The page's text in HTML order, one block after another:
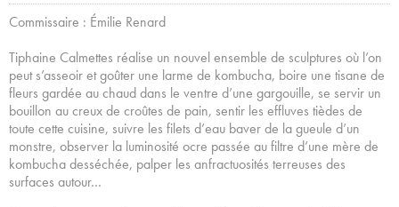
Commissaire : Émilie Renard
Tiphaine Calmettes réalise un nouvel ensemble de sculptures où l’on
peut s’asseoir et goûter une larme de kombucha, boire une tisane de
fleurs gardée au chaud dans le ventre d’une gargouille, se servir un
bouillon au creux de croûtes de pain, sentir les effluves tièdes de
toute cette cuisine, suivre les filets d’eau baver de la gueule d’un
monstre, observer la luminosité ocre passée au filtre d’une mère de
kombucha desséchée, palper les anfractuosités terreuses des
surfaces autour…